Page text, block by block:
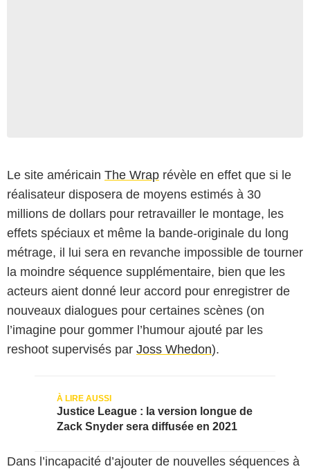
Le site américain The Wrap révèle en effet que si le
réalisateur disposera de moyens estimés à 30
millions de dollars pour retravailler le montage, les
effets spéciaux et même la bande-originale du long
métrage, il lui sera en revanche impossible de tourner
la moindre séquence supplémentaire, bien que les
acteurs aient donné leur accord pour enregistrer de
nouveaux dialogues pour certaines scènes (on
l’imagine pour gommer l’humour ajouté par les
reshoot supervisés par Joss Whedon).
Justice League : la version longue de
Zack Snyder sera diffusée en 2021
Dans l’incapacité d’ajouter de nouvelles séquences à